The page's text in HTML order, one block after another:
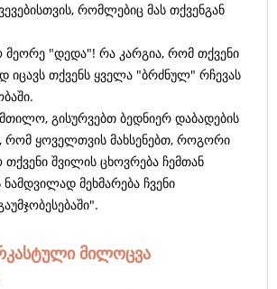
რომლებიც მას თქვენგან
"დედა"! რა კარგია, რომ თქვენი
იცავს თქვენს ყველა "ბრძნულ" რჩევას
გისურვებთ ბედნიერ დაბადების
ყოველთვის მახსენებთ, როგორი
შვილის ცხოვრება ჩემთან
მეხმარება ჩვენი
მილოცვა